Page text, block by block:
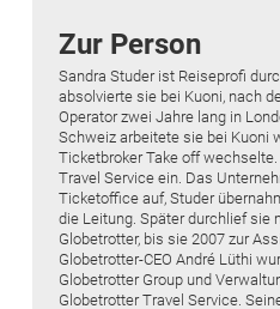
Zur Person
Sandra Studer ist Reiseprofi
absolvierte sie bei Kuoni, nach
Operator zwei Jahre lang in
Schweiz arbeitete sie bei Kuoni
Ticketbroker Take off
Travel Service ein. Das
Ticketoffice auf, Studer
die Leitung. Später durchlief sie
Globetrotter, bis sie 2007 zur
Globetrotter-CEO André Lüthi
Globetrotter Group und
Globetrotter Travel Service.